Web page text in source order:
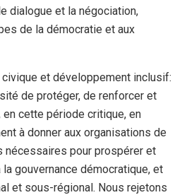
dialogue et la négociation,
de la démocratie et aux
et développement inclusif:
de protéger, de renforcer et
en cette période critique, en
à donner aux organisations de
pour prospérer et
gouvernance démocratique, et
et sous-régional. Nous rejetons